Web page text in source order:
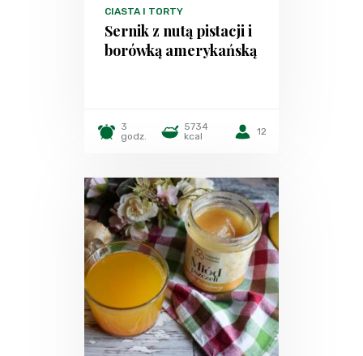
CIASTA I TORTY
Sernik z nutą pistacji i
borówką amerykańską
3
godz.
5734
kcal
12